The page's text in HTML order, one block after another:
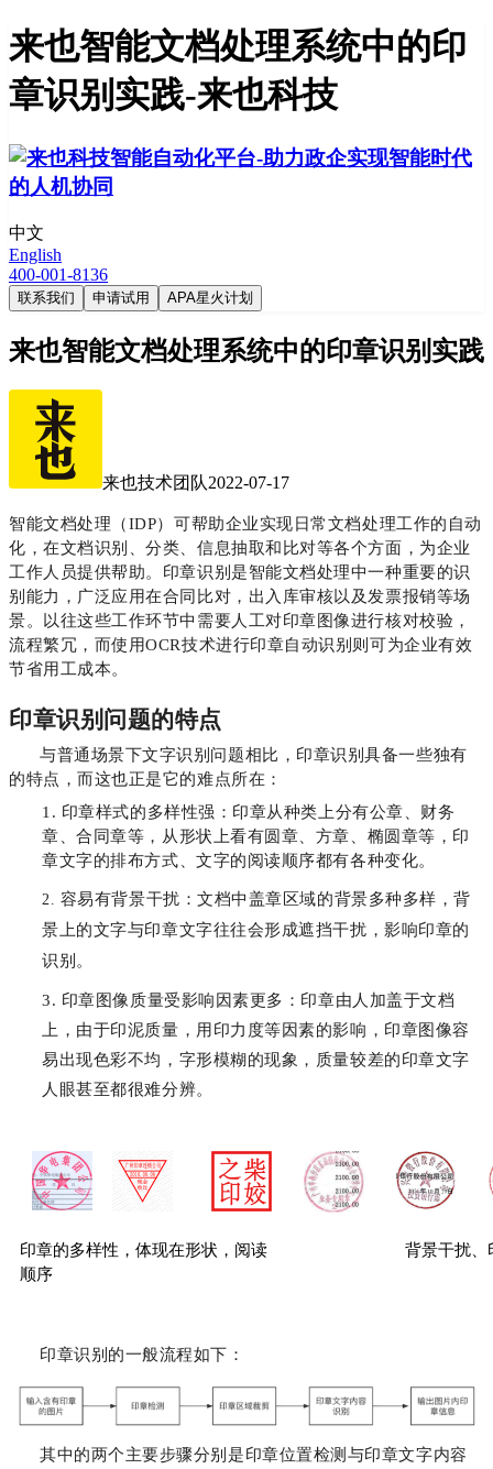
来也智能文档处理系统中的印
章识别实践-来也科技
中文
English
400-001-8136
联系我们 申请试用 APA星火计划
来也智能文档处理系统中的印章识别实践
来也技术团队2022-07-17
智能文档处理（IDP）可帮助企业实现日常文档处理工作的自动
化，在文档识别、分类、信息抽取和比对等各个方面，为企业
工作人员提供帮助。印章识别是智能文档处理中一种重要的识
别能力，广泛应用在合同比对，出入库审核以及发票报销等场
景。以往这些工作环节中需要人工对印章图像进行核对校验，
流程繁冗，而使用OCR技术进行印章自动识别则可为企业有效
节省用工成本。
印章识别问题的特点
与普通场景下文字识别问题相比，印章识别具备一些独有
的特点，而这也正是它的难点所在：
1. 印章样式的多样性强：印章从种类上分有公章、财务
章、合同章等，从形状上看有圆章、方章、椭圆章等，印
章文字的排布方式、文字的阅读顺序都有各种变化。
2. 容易有背景干扰：文档中盖章区域的背景多种多样，背
景上的文字与印章文字往往会形成遮挡干扰，影响印章的
识别。
3. 印章图像质量受影响因素更多：印章由人加盖于文档
上，由于印泥质量，用印力度等因素的影响，印章图像容
易出现色彩不均，字形模糊的现象，质量较差的印章文字
人眼甚至都很难分辨。
印章的多样性，体现在形状，阅读
顺序
背景干扰、
印章识别的一般流程如下：
其中的两个主要步骤分别是印章位置检测与印章文字内容